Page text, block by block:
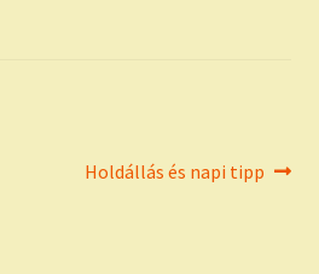
Next
Holdállás és napi tipp